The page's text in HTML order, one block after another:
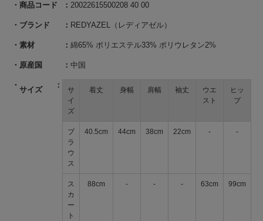
商品コード 20022615500208 40 00
ブランド REDYAZEL（レディアゼル）
素材 綿65% ポリエステル33% ポリウレタン2%
原産国 中国
サイズ
サ
イ
ズ
着丈 身幅 肩幅 袖丈
ウエ
スト
ヒッ
プ
ブ
ラ
ウ
ス
40.5cm 44cm 38cm 22cm - -
ス
カ
ー
ト
88cm - - - 63cm 99cm